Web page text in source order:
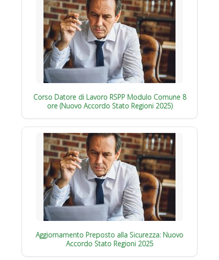
Corso Datore di Lavoro RSPP Modulo Comune 8
ore (Nuovo Accordo Stato Regioni 2025)
Aggiornamento Preposto alla Sicurezza: Nuovo
Accordo Stato Regioni 2025